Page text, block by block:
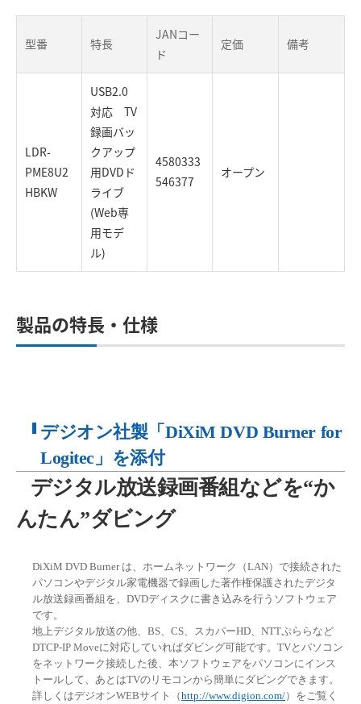
型番 特長
JANコー
ド
定価 備考
LDR-
PME8U2
HBKW
USB2.0
対応 TV
録画バッ
クアップ
用DVDド
ライブ
(Web専
用モデ
ル)
4580333
546377
オープン
製品の特長・仕様
デジオン社製「DiXiM DVD Burner for
Logitec」を添付
デジタル放送録画番組などを“か
んたん”ダビング
DiXiM DVD Burner は、ホームネットワーク（LAN）で接続された
パソコンやデジタル家電機器で録画した著作権保護されたデジタ
ル放送録画番組を、DVDディスクに書き込みを行うソフトウェア
です。
地上デジタル放送の他、BS、CS、スカパーHD、NTTぷららなど
DTCP-IP Moveに対応していればダビング可能です。TVとパソコン
をネットワーク接続した後、本ソフトウェアをパソコンにインス
トールして、あとはTVのリモコンから簡単にダビングできます。
詳しくはデジオンWEBサイト（http://www.digion.com/）をご覧く